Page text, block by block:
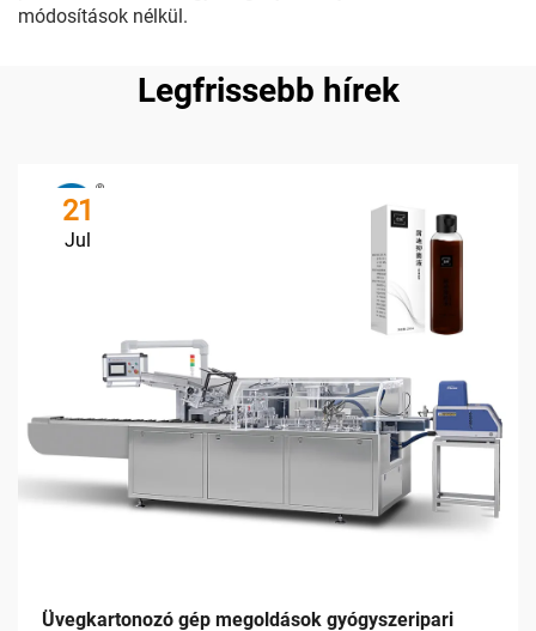
módosítások nélkül.
Legfrissebb hírek
21
Jul
Üvegkartonozó gép megoldások gyógyszeripari